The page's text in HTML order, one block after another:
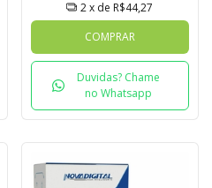
2x de R$44,27
COMPRAR
Duvidas? Chame
no Whatsapp